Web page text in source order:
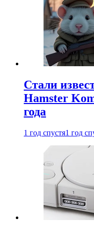
Стали
Hamster
года
1 год спустя1 год